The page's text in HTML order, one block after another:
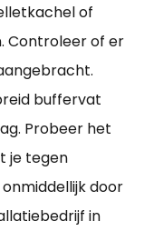
of
Controleer of er
buffervat
Probeer het
je tegen
door
in